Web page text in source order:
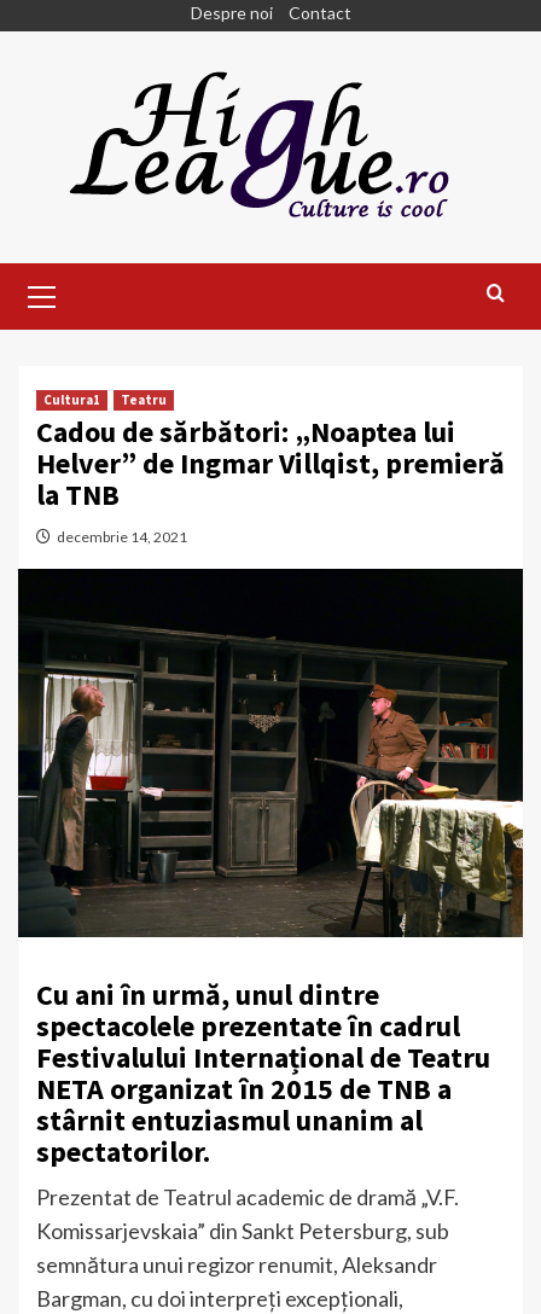
Despre noi Contact
Menu
Cultura1 Teatru
Cadou de sărbători: „Noaptea lui
Helver” de Ingmar Villqist, premieră
la TNB
decembrie 14, 2021
Cu ani în urmă, unul dintre
spectacolele prezentate în cadrul
Festivalului Internațional de Teatru
NETA organizat în 2015 de TNB a
stârnit entuziasmul unanim al
spectatorilor.
Prezentat de Teatrul academic de dramă „V.F.
Komissarjevskaia” din Sankt Petersburg, sub
semnătura unui regizor renumit, Aleksandr
Bargman, cu doi interpreți excepționali,